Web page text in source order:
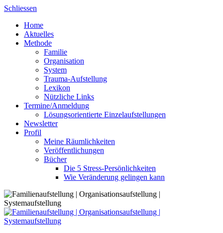
Skip
content
Schliessen
Home
Aktuelles
Methode
Familie
Organisation
System
Trauma-Aufstellung
Lexikon
Nützliche Links
Termine/Anmeldung
Lösungsorientierte Einzelaufstellungen
Newsletter
Profil
Meine Räumlichkeiten
Veröffentlichungen
Bücher
Die 5 Stress-Persönlichkeiten
Wie Veränderung gelingen kann